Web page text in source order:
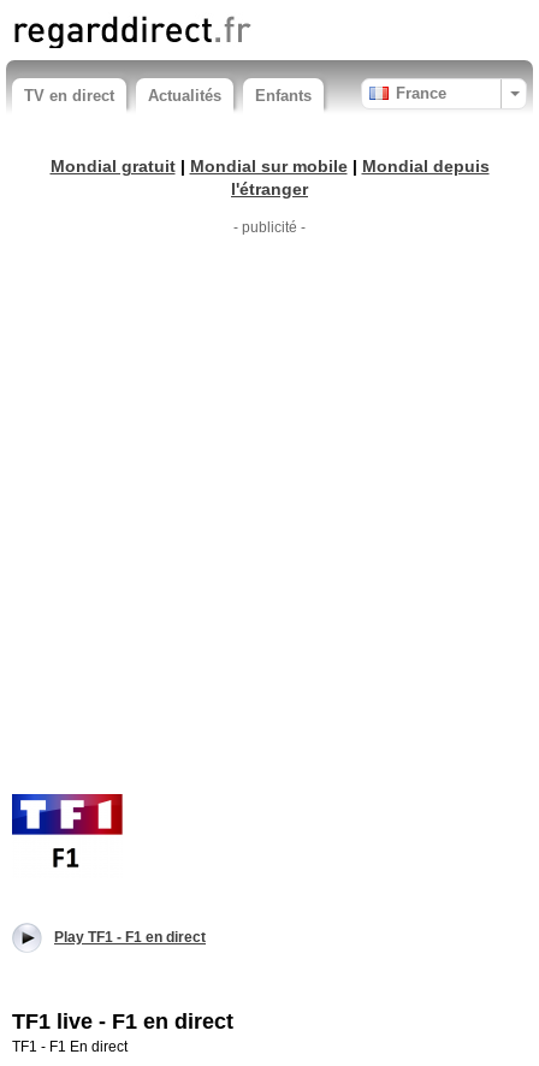
TV en direct Actualités Enfants France
Mondial gratuit| Mondial sur mobile| Mondial depuis
l'étranger
- publicité -
Play TF1 - F1 en direct
TF1 live - F1 en direct
TF1 - F1 En direct